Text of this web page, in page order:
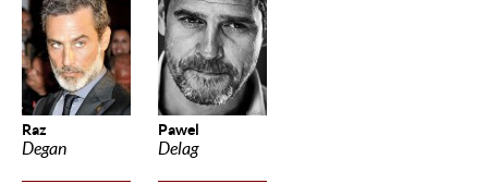
Raz
Degan
Pawel
Delag